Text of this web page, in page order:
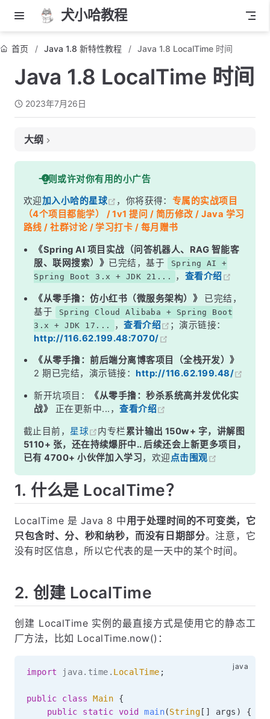
犬小哈教程
首页 Java 1.8 新特性教程 Java 1.8 LocalTime 时间
Java 1.8 LocalTime 时间
2023年7月26日
大纲
1. 什么是 LocalTime？
2. 创建 LocalTime
3. 获取时间信息
4. 修改时间
5. 比较时间
6. 总结
一则或许对你有用的小广告
欢迎加入小哈的星球 ，你将获得： 专属的实战项目
（4个项目都能学） / 1v1 提问 / 简历修改 / Java 学习
路线 / 社群讨论 / 学习打卡 / 每月赠书
《Spring AI 项目实战（问答机器人、RAG 智能客
服、联网搜索）》 已完结，基于
Spring AI +
Spring Boot 3.x + JDK 21...
， 查看介绍
《从零手撸：仿小红书（微服务架构）》
已完结，
基于
Spring Cloud Alibaba + Spring Boot
3.x + JDK 17...
，查看介绍
；演示链接：
http://116.62.199.48:7070/
《从零手撸：前后端分离博客项目（全栈开发）》
2 期已完结，演示链接： http://116.62.199.48/
新开坑项目：
《从零手撸：秒杀系统高并发优化实
战》
正在更新中...，查看介绍
截止目前， 星球 内专栏累计输出 150w+ 字，讲解图
5110+ 张，还在持续爆肝中.. 后续还会上新更多项目，
已有 4700+ 小伙伴加入学习，欢迎点击围观
1. 什么是 LocalTime？
LocalTime 是 Java 8 中用于处理时间的不可变类，它
只包含时、分、秒和纳秒，而没有日期部分。注意，它
没有时区信息，所以它代表的是一天中的某个时间。
2. 创建 LocalTime
创建 LocalTime 实例的最直接方式是使用它的静态工
厂方法，比如 LocalTime.now()：
import java. time . LocalTime ;
public class Main
{
public
static void main(String [ ] args )
{